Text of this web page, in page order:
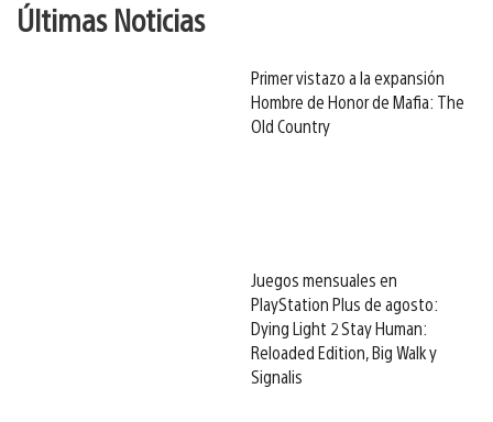
Últimas Noticias
Primer vistazo a la expansión
Hombre de Honor de Mafia: The
Old Country
Juegos mensuales en
PlayStation Plus de agosto:
Dying Light 2 Stay Human:
Reloaded Edition, Big Walk y
Signalis